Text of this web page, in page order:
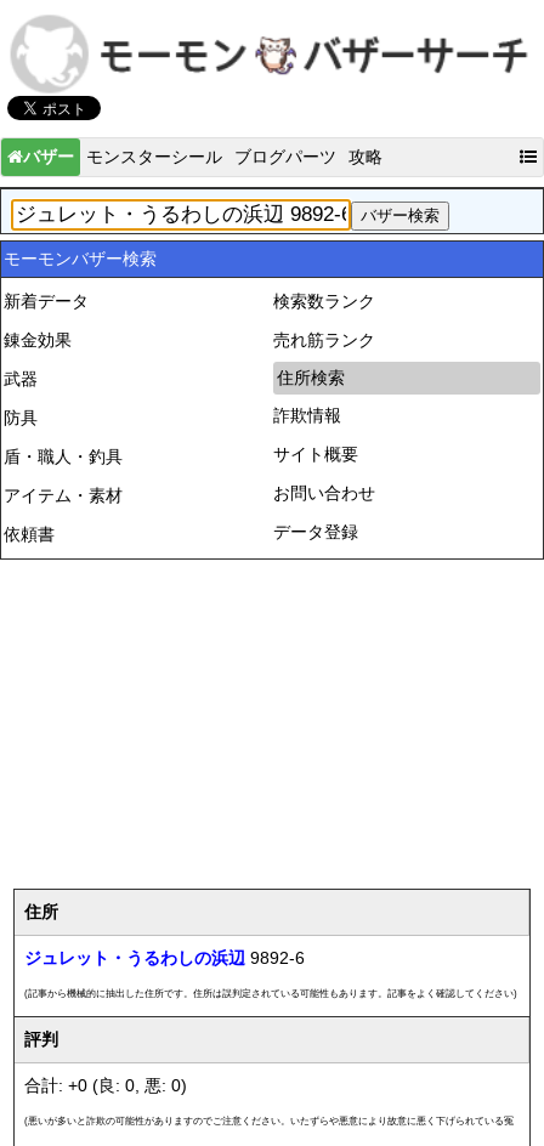
バザー モンスターシール ブログパーツ 攻略
モーモンバザー検索
新着データ
錬金効果
武器
防具
盾・職人・釣具
アイテム・素材
依頼書
検索数ランク
売れ筋ランク
住所検索
詐欺情報
サイト概要
お問い合わせ
データ登録
住所
ジュレット・うるわしの浜辺 9892-6
(記事から機械的に抽出した住所です。住所は誤判定されている可能性もあります。記事をよく確認してください)
評判
合計: +0 (良: 0, 悪: 0)
(悪いが多いと詐欺の可能性がありますのでご注意ください。いたずらや悪意により故意に悪く下げられている冤